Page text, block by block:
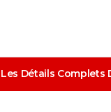
Détails Complets